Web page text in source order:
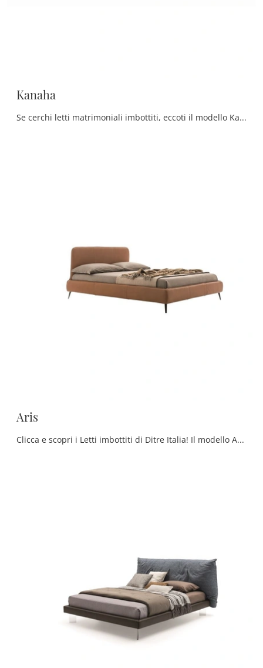
Kanaha
Se cerchi letti matrimoniali imbottiti, eccoti il modello Kanaha in tessuto per valorizzare la zona notte.
Aris
Clicca e scopri i Letti imbottiti di Ditre Italia! Il modello Aris in pelle ti sta aspettando nelle versioni matrimoniali.